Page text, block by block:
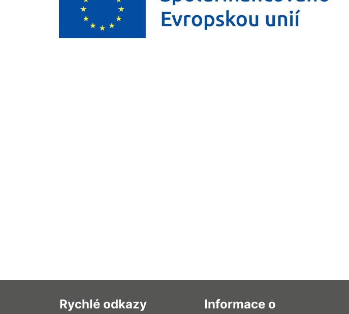
Rychlé odkazy
Informace o